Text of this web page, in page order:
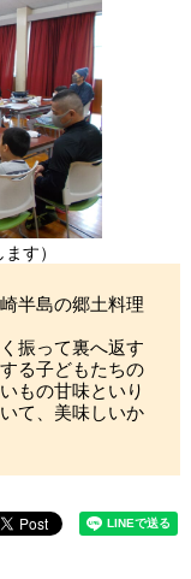
す）
半島の郷土料理
振って裏へ返す
る子どもたちの
もの甘味といり
て、美味しいか